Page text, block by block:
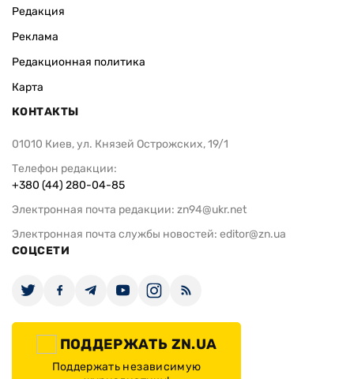
Редакция
Реклама
Редакционная политика
Карта
КОНТАКТЫ
01010 Киев, ул. Князей Острожских, 19/1
Телефон редакции:
+380 (44) 280-04-85
Электронная почта редакции: zn94@ukr.net
Электронная почта службы новостей: editor@zn.ua
СОЦСЕТИ
ПОДДЕРЖАТЬ ZN.UA
Поддержать независимую